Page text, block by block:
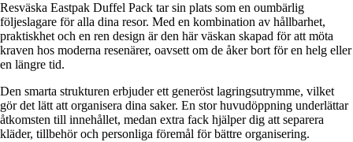
Resväska Eastpak Duffel Pack tar sin plats som en oumbärlig
följeslagare för alla dina resor. Med en kombination av hållbarhet,
praktiskhet och en ren design är den här väskan skapad för att möta
kraven hos moderna resenärer, oavsett om de åker bort för en helg eller
en längre tid.
Den smarta strukturen erbjuder ett generöst lagringsutrymme, vilket
gör det lätt att organisera dina saker. En stor huvudöppning underlättar
åtkomsten till innehållet, medan extra fack hjälper dig att separera
kläder, tillbehör och personliga föremål för bättre organisering.